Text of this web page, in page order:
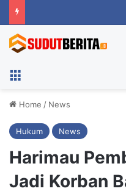
Home / News
Hukum News
Harimau
Jadi Korban